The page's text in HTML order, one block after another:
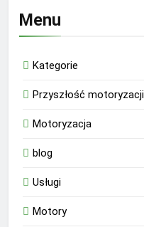
Menu
Kategorie
Przyszłość motoryzacji
Motoryzacja
blog
Usługi
Motory